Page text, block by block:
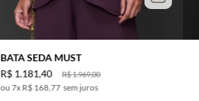
BATA SEDA MUST
R$1.969,00
R$1.181,40
7xR$ 168,77 sem juros